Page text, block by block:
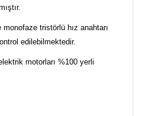
tristörlü hız anahtarı
edilebilmektedir.
motorları %100 yerli